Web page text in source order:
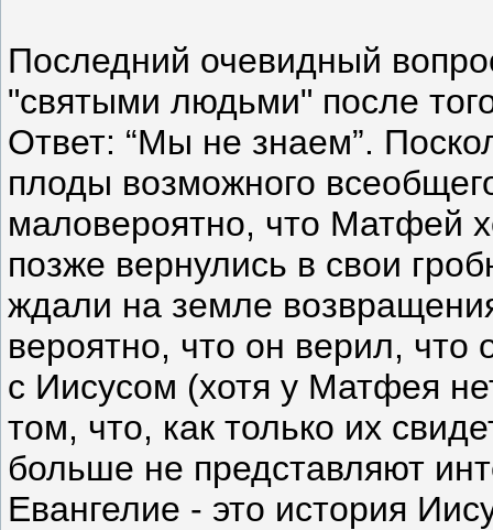
Последний очевидный
"святыми людьми" после
Ответ: “Мы не знаем”.
плоды возможного
маловероятно, что Матфей
позже вернулись в свои
ждали на земле
вероятно, что он верил, что
с Иисусом (хотя у Матфея
том, что, как только их
больше не представляют
Евангелие - это история